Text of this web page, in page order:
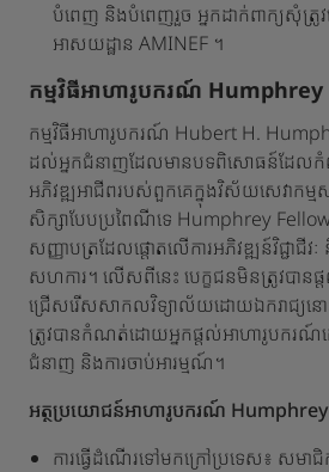
បំពេញ និងបំពេញរួច អ្នកដាក់ពាក្យសុំត្រូវ
អាសយដ្ឋាន AMINEF ។
កម្មវិធីអាហារូបករណ៍ Humphrey
កម្មវិធីអាហារូបករណ៍ Hubert H.
ដល់អ្នកជំនាញដែលមានបទពិសោធន៍ដែលកំពុ
អភិវឌ្ឍអាជីពរបស់ពួកគេក្នុងវិស័យសេវាកម្ម
សិក្សាបែបប្រពៃណីទេ Humphrey
សញ្ញាបត្រដែលផ្តោតលើការអភិវឌ្ឍន៍វិជ្ជាជីវៈ
សហការ។ លើសពីនេះ បេក្ខជនមិនត្រូវបានផ្ត
ជ្រើសរើសសាកលវិទ្យាល័យដោយឯករាជ្យន
ត្រូវបានកំណត់ដោយអ្នកផ្តល់អាហារូបករណ៍
ជំនាញ និងការចាប់អារម្មណ៍។
អត្ថប្រយោជន៍អាហារូបករណ៍
ការធ្វើដំណើរទៅមកក្រៅប្រទេស៖ សមា